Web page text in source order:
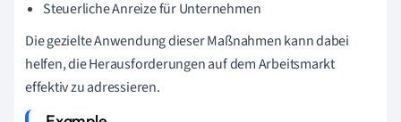
Steuerliche Anreize für Unternehmen
Die gezielte Anwendung dieser Maßnahmen kann dabei
helfen, die Herausforderungen auf dem Arbeitsmarkt
effektiv zu adressieren.